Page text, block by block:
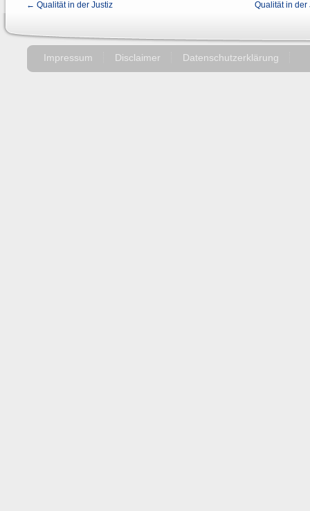
← Qualität in der Justiz Qualität in
Impressum Disclaimer Datenschutzerklärung